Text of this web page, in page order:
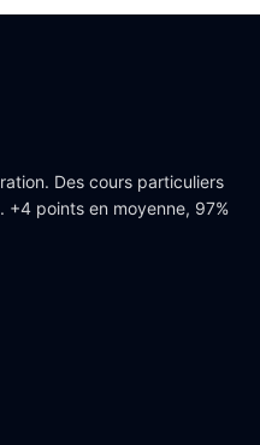
Des cours particuliers
+4 points en moyenne, 97%